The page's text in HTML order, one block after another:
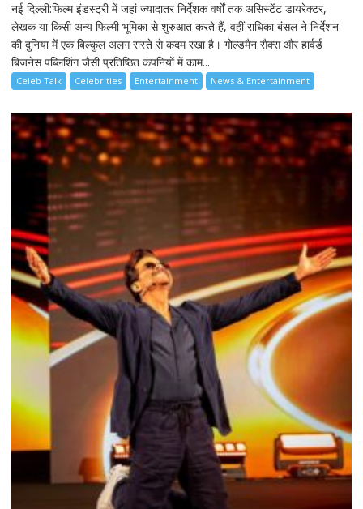
नई दिल्ली:फिल्म इंडस्ट्री में जहां ज्यादातर निर्देशक वर्षों तक असिस्टेंट डायरेक्टर,
लेखक या किसी अन्य फिल्मी भूमिका से शुरुआत करते हैं, वहीं राधिका बंसल ने निर्देशन
की दुनिया में एक बिल्कुल अलग रास्ते से कदम रखा है। गोल्डमैन सैक्स और हार्वर्ड
बिजनेस पब्लिशिंग जैसी प्रतिष्ठित कंपनियों में काम...
Celeb Talk Celebrities Entertainment News & Entertainment